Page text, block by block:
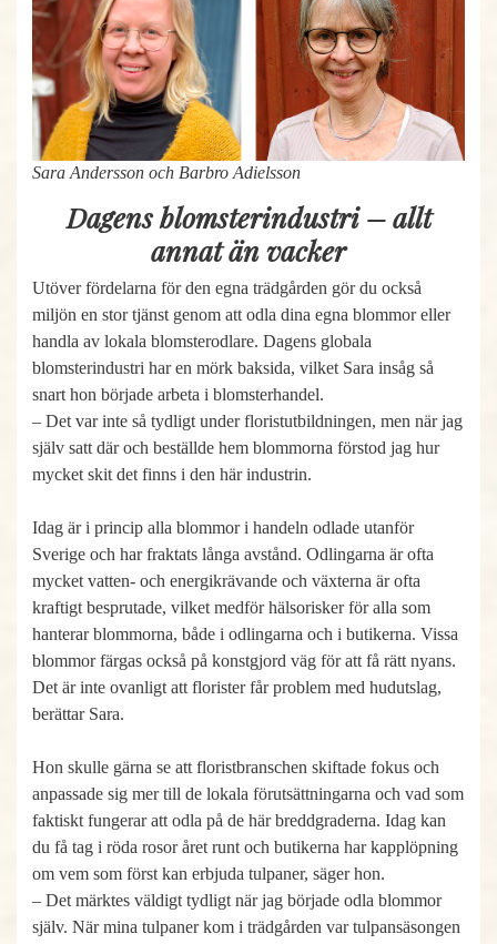
Sara Andersson och Barbro Adielsson
Dagens blomsterindustri – allt
annat än vacker
Utöver fördelarna för den egna trädgården gör du också
miljön en stor tjänst genom att odla dina egna blommor eller
handla av lokala blomsterodlare. Dagens globala
blomsterindustri har en mörk baksida, vilket Sara insåg så
snart hon började arbeta i blomsterhandel.
– Det var inte så tydligt under floristutbildningen, men när jag
själv satt där och beställde hem blommorna förstod jag hur
mycket skit det finns i den här industrin.
Idag är i princip alla blommor i handeln odlade utanför
Sverige och har fraktats långa avstånd. Odlingarna är ofta
mycket vatten- och energikrävande och växterna är ofta
kraftigt besprutade, vilket medför hälsorisker för alla som
hanterar blommorna, både i odlingarna och i butikerna. Vissa
blommor färgas också på konstgjord väg för att få rätt nyans.
Det är inte ovanligt att florister får problem med hudutslag,
berättar Sara.
Hon skulle gärna se att floristbranschen skiftade fokus och
anpassade sig mer till de lokala förutsättningarna och vad som
faktiskt fungerar att odla på de här breddgraderna. Idag kan
du få tag i röda rosor året runt och butikerna har kapplöpning
om vem som först kan erbjuda tulpaner, säger hon.
– Det märktes väldigt tydligt när jag började odla blommor
själv. När mina tulpaner kom i trädgården var tulpansäsongen